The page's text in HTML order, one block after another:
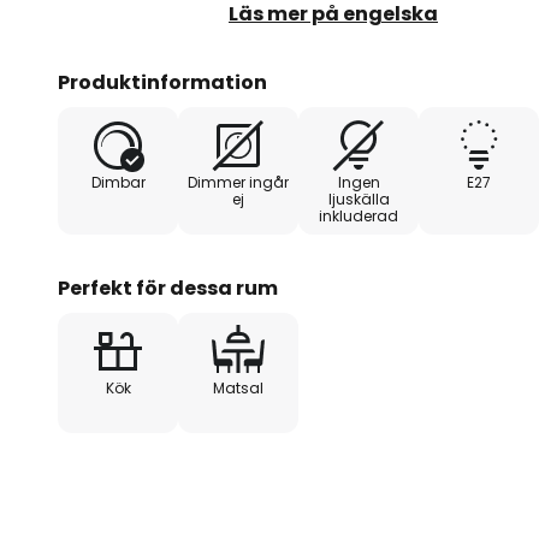
Lampskärmarna är också ett
komma in i rummet obehindrat.
Läs mer på engelska
Produktinformation
Dimbar
Dimmer ingår
ej
Ingen
ljuskälla
inkluderad
E27
Perfekt för dessa rum
Kök Matsal